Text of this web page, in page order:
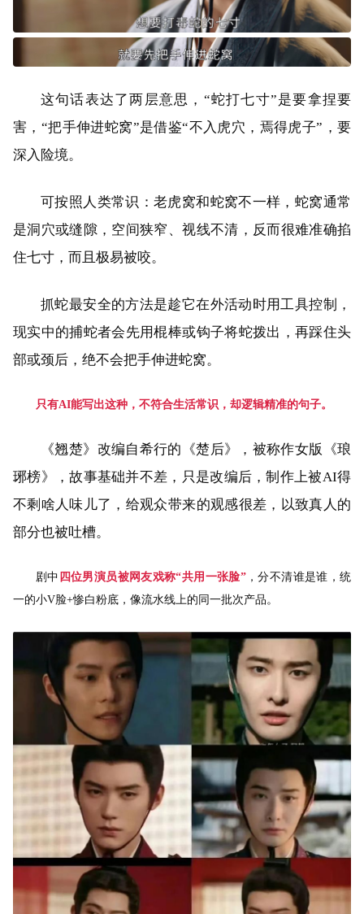
这句话表达了两层意思，“蛇打七寸”是要拿捏要
害，“把手伸进蛇窝”是借鉴“不入虎穴，焉得虎子”，要
深入险境。
可按照人类常识：老虎窝和蛇窝不一样，蛇窝通常
是洞穴或缝隙，空间狭窄、视线不清，反而很难准确掐
住七寸，而且极易被咬。
抓蛇最安全的方法是趁它在外活动时用工具控制，
现实中的捕蛇者会先用棍棒或钩子将蛇拨出，再踩住头
部或颈后，绝不会把手伸进蛇窝。
只有AI能写出这种，不符合生活常识，却逻辑精准的句子。
《翘楚》改编自希行的《楚后》，被称作女版《琅
琊榜》，故事基础并不差，只是改编后，制作上被AI得
不剩啥人味儿了，给观众带来的观感很差，以致真人的
部分也被吐槽。
剧中 四位男演员被网友戏称“共用一张脸”，分不清谁是谁，统
一的小V脸+惨白粉底，像流水线上的同一批次产品。